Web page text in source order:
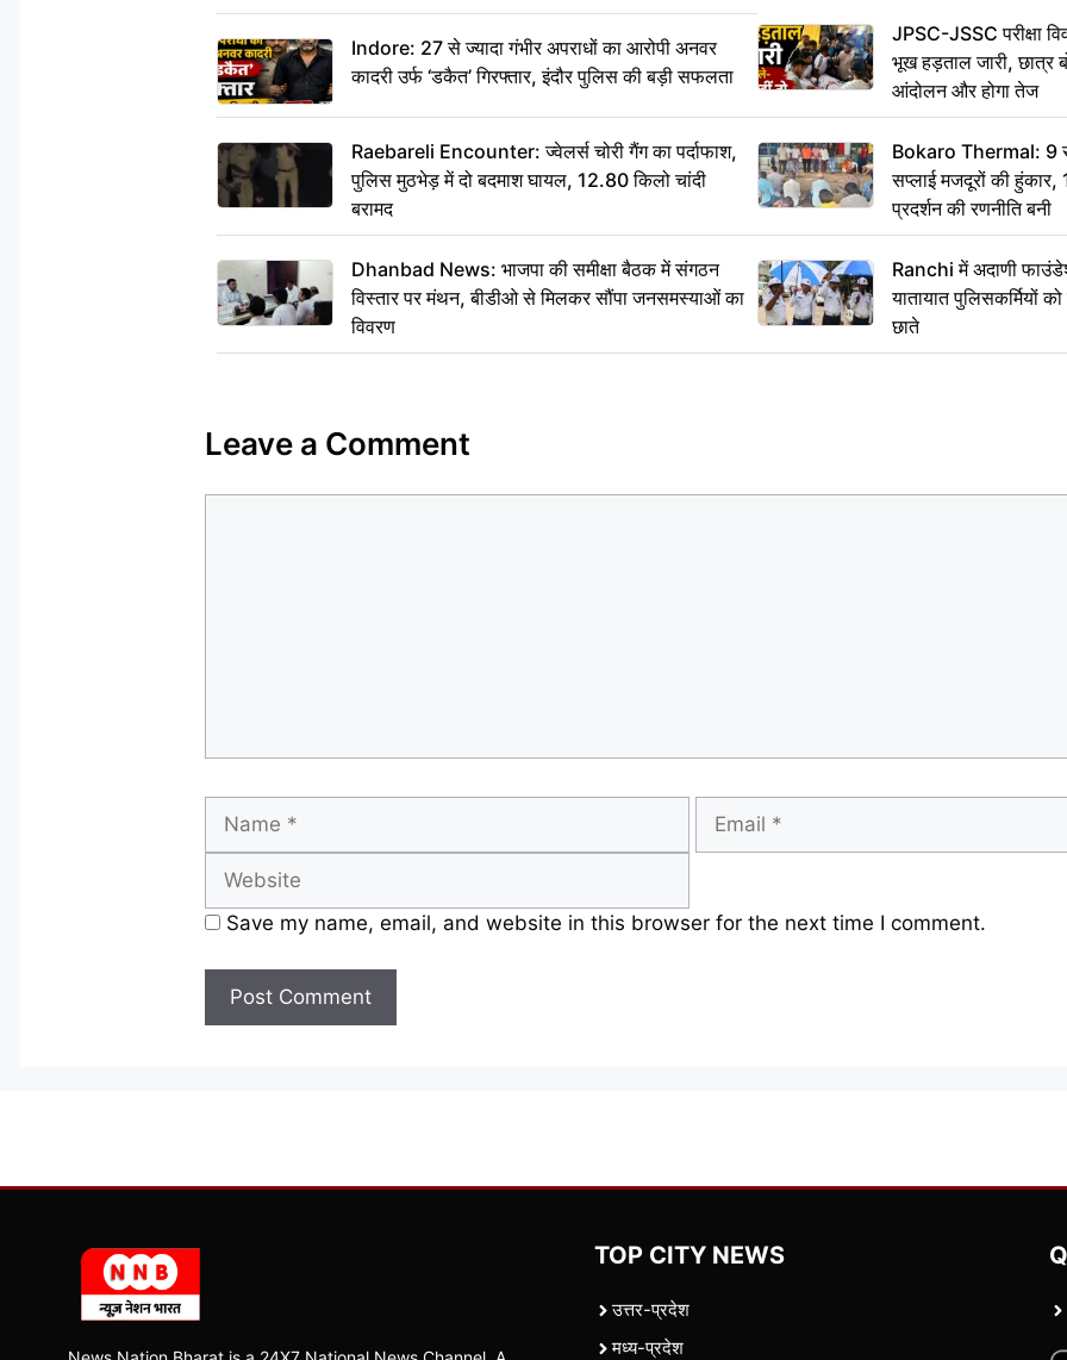
दीजिए हम नहीं आ पाएंगे
Indore: 27 से ज्यादा गंभीर अपराधों का आरोपी अनवर
कादरी उर्फ ‘डकैत’ गिरफ्तार, इंदौर पुलिस की बड़ी सफलता
Raebareli Encounter: ज्वेलर्स चोरी गैंग का पर्दाफाश,
पुलिस मुठभेड़ में दो बदमाश घायल, 12.80 किलो चांदी
बरामद
Dhanbad News: भाजपा की समीक्षा बैठक में संगठन
विस्तार पर मंथन, बीडीओ से मिलकर सौंपा जनसमस्याओं का
विवरण
JPSC-JSSC परीक्षा
भूख हड़ताल जारी, छात्र
आंदोलन और होगा तेज
Bokaro Thermal: 9
सप्लाई मजदूरों की
प्रदर्शन की रणनीति बनी
Ranchi में अदाणी
यातायात पुलिसकर्मियों
छाते
Leave a Comment
Name Email
Save my name, email, and website in this browser for the next time I comment.
TOP CITY NEWS
उत्तर-प्रदेश
मध्य-प्रदेश